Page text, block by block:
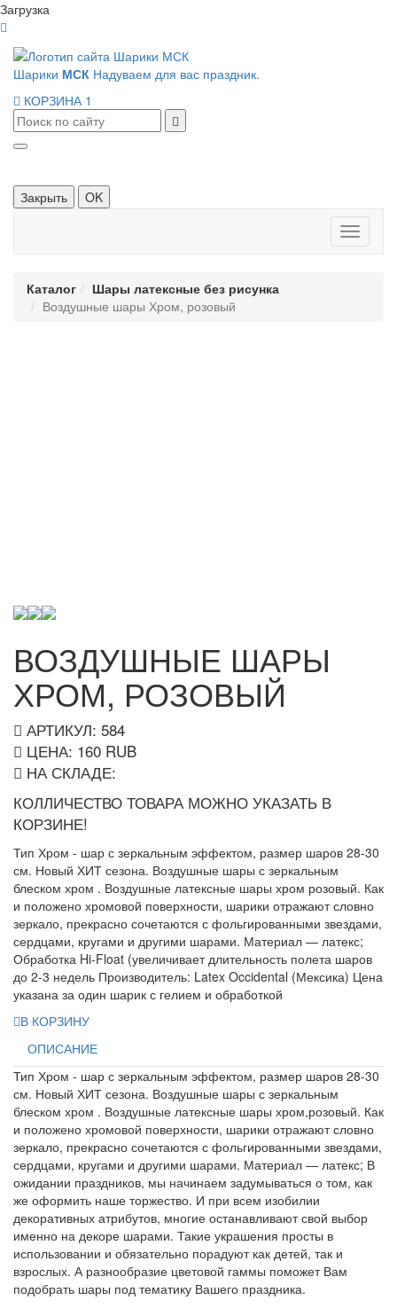
Загрузка
Шарики МСК Надуваем для вас праздник.
КОРЗИНА 1
Закрыть OK
Панель
Каталог
Шары латексные без рисунка
Воздушные шары Хром, розовый
ВОЗДУШНЫЕ ШАРЫ
ХРОМ, РОЗОВЫЙ
АРТИКУЛ: 584
ЦЕНА: 160 RUB
НА СКЛАДЕ:
КОЛЛИЧЕСТВО ТОВАРА МОЖНО УКАЗАТЬ В
КОРЗИНЕ!
Тип Хром - шар с зеркальным эффектом, размер шаров 28-30
см. Новый ХИТ сезона. Воздушные шары с зеркальным
блеском хром . Воздушные латексные шары хром розовый. Как
и положено хромовой поверхности, шарики отражают словно
зеркало, прекрасно сочетаются с фольгированными звездами,
сердцами, кругами и другими шарами. Материал — латекс;
Обработка Hi-Float (увеличивает длительность полета шаров
до 2-3 недель Производитель: Latex Occidental (Мексика) Цена
указана за один шарик с гелием и обработкой
В КОРЗИНУ
ОПИСАНИЕ
Тип Хром - шар с зеркальным эффектом, размер шаров 28-30
см. Новый ХИТ сезона. Воздушные шары с зеркальным
блеском хром . Воздушные латексные шары хром,розовый. Как
и положено хромовой поверхности, шарики отражают словно
зеркало, прекрасно сочетаются с фольгированными звездами,
сердцами, кругами и другими шарами. Материал — латекс; В
ожидании праздников, мы начинаем задумываться о том, как
же оформить наше торжество. И при всем изобилии
декоративных атрибутов, многие останавливают свой выбор
именно на декоре шарами. Такие украшения просты в
использовании и обязательно порадуют как детей, так и
взрослых. А разнообразие цветовой гаммы поможет Вам
подобрать шары под тематику Вашего праздника.